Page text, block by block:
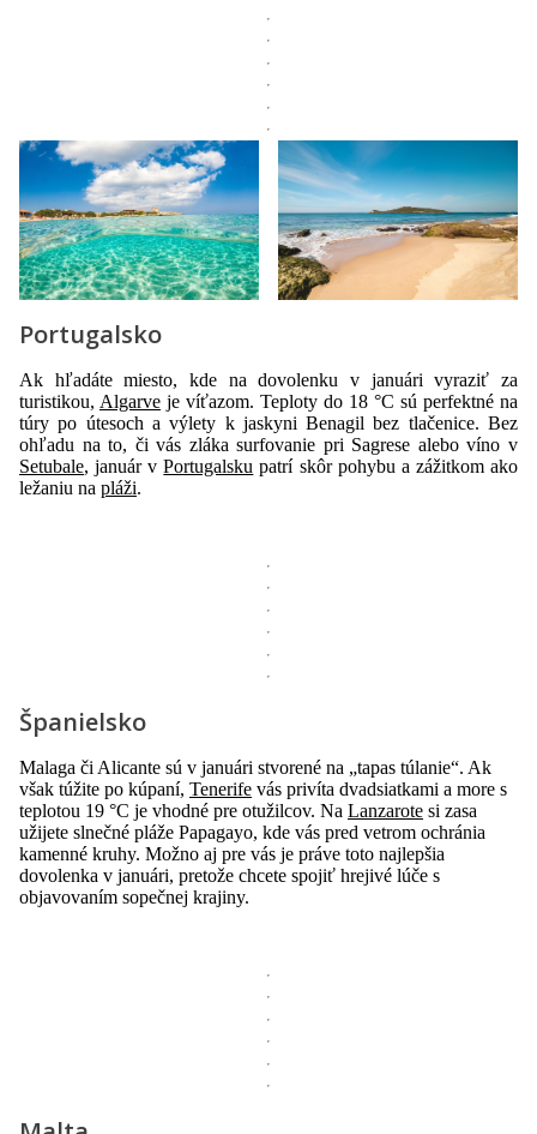
Portugalsko
Ak hľadáte miesto, kde na dovolenku v januári vyraziť za
turistikou, Algarve je víťazom. Teploty do 18 °C sú perfektné na
túry po útesoch a výlety k jaskyni Benagil bez tlačenice. Bez
ohľadu na to, či vás zláka surfovanie pri Sagrese alebo víno v
Setubale, január vPortugalsku patrí skôr pohybu a zážitkom ako
ležaniu na pláži.
Španielsko
Malaga či Alicante sú v januári stvorené na „tapas túlanie“. Ak
však túžite po kúpaní, Tenerife vás privíta dvadsiatkami a more s
teplotou 19 °C je vhodné pre otužilcov. Na Lanzarote si zasa
užijete slnečné pláže Papagayo, kde vás pred vetrom ochránia
kamenné kruhy. Možno aj pre vás je práve toto najlepšia
dovolenka v januári, pretože chcete spojiť hrejivé lúče s
objavovaním sopečnej krajiny.